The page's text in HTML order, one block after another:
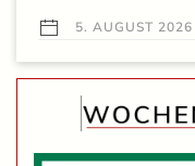
5. AUGUST 2026